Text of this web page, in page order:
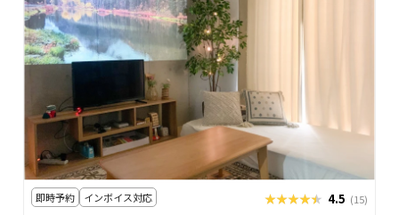
即時予約 インボイス対応 ★★★★★
★★★★★ 4.5 (15)